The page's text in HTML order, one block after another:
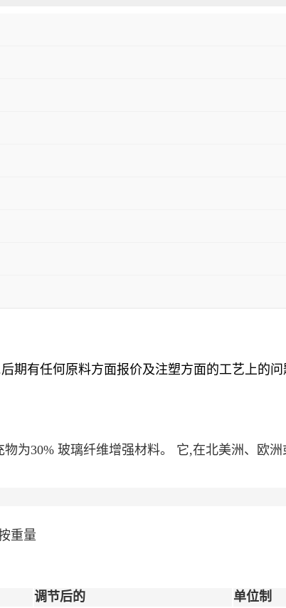
后期有任何原料方面报价及注塑方面的工艺上的问
为30% 玻璃纤维增强材料。 它,在北美洲、欧
重量
调节后的 单位制